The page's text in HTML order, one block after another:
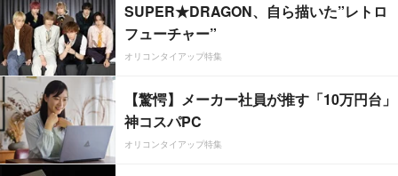
SUPER★DRAGON、自ら描いた”レトロ
フューチャー”
オリコンタイアップ特集
【驚愕】メーカー社員が推す「10万円台」
神コスパPC
オリコンタイアップ特集